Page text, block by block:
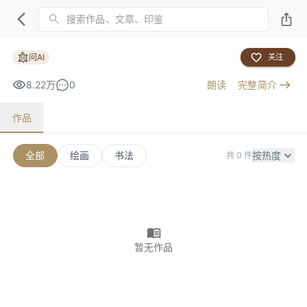
问AI 关注
8.22万 0 朗读 完整简介
作品
全部 绘画 书法 共 0 件按热度
暂无作品